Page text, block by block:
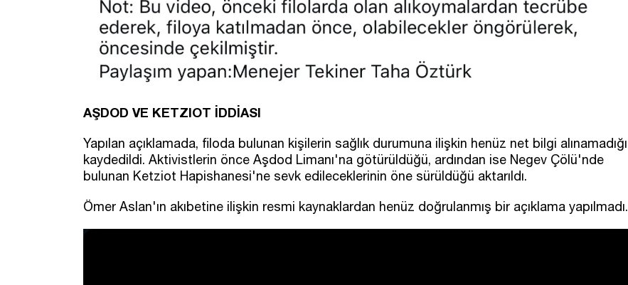
AŞDOD VE KETZIOT İDDİASI
Yapılan açıklamada, filoda bulunan kişilerin sağlık durumuna ilişkin henüz net bilgi alınamadığı
kaydedildi. Aktivistlerin önce Aşdod Limanı'na götürüldüğü, ardından ise Negev Çölü'nde
bulunan Ketziot Hapishanesi'ne sevk edileceklerinin öne sürüldüğü aktarıldı.
Ömer Aslan'ın akıbetine ilişkin resmi kaynaklardan henüz doğrulanmış bir açıklama yapılmadı.